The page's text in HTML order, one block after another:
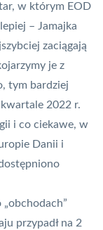
w którym EOD
– Jamajka
zaciągają
je z
tym bardziej
2022 r.
i co ciekawe, w
Danii i
przypadł na 2